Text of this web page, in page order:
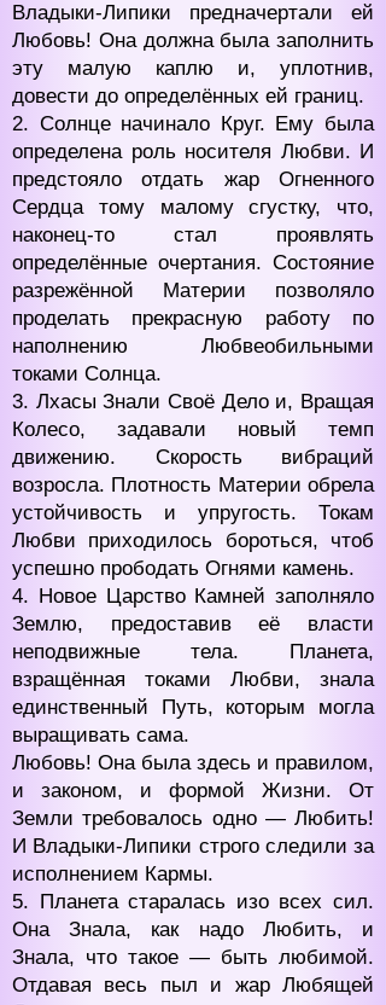
Владыки-Липики предначертали ей
Любовь! Она должна была заполнить
эту малую каплю и, уплотнив,
довести до определённых ей границ.
2. Солнце начинало Круг. Ему была
определена роль носителя Любви. И
предстояло отдать жар Огненного
Сердца тому малому сгустку, что,
наконец-то стал проявлять
определённые очертания. Состояние
разрежённой Материи позволяло
проделать прекрасную работу по
наполнению Любвеобильными
токами Солнца.
3. Лхасы Знали Своё Дело и, Вращая
Колесо, задавали новый темп
движению. Скорость вибраций
возросла. Плотность Материи обрела
устойчивость и упругость. Токам
Любви приходилось бороться, чтоб
успешно прободать Огнями камень.
4. Новое Царство Камней заполняло
Землю, предоставив её власти
неподвижные тела. Планета,
взращённая токами Любви, знала
единственный Путь, которым могла
выращивать сама.
Любовь! Она была здесь и правилом,
и законом, и формой Жизни. От
Земли требовалось одно — Любить!
И Владыки-Липики строго следили за
исполнением Кармы.
5. Планета старалась изо всех сил.
Она Знала, как надо Любить, и
Знала, что такое — быть любимой.
Отдавая весь пыл и жар Любящей